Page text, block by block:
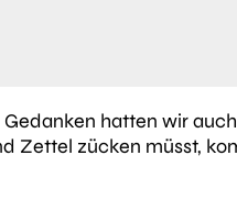
Gedanken hatten wir
Zettel zücken müsst,